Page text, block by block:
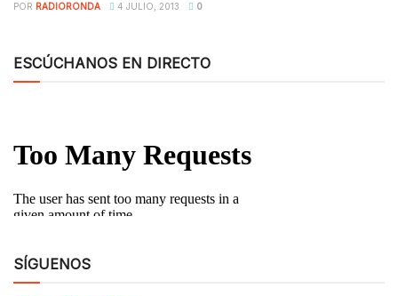
POR RADIORONDA 4 JULIO, 2013 0
ESCÚCHANOS EN DIRECTO
SÍGUENOS